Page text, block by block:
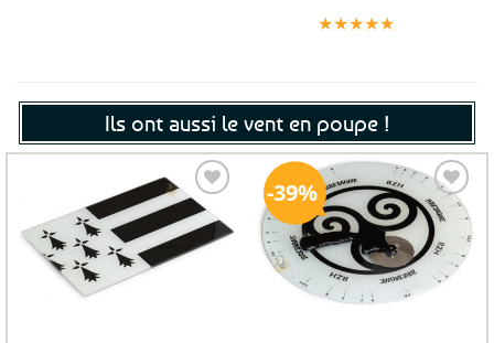
★★★★★
Ils ont aussi le vent en poupe !
Ajouter
39%
Ajouter
aux
favoris